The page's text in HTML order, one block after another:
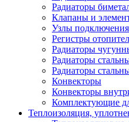
Радиаторы
Клапаны и
Узлы подключения
Регистры
Радиаторы
Радиаторы
Радиаторы
Конвекторы
Конвекторы
Комплектующие
Теплоизоляция,